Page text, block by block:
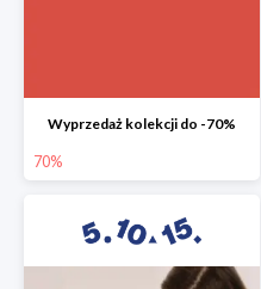
Wyprzedaż kolekcji do -70%
70%